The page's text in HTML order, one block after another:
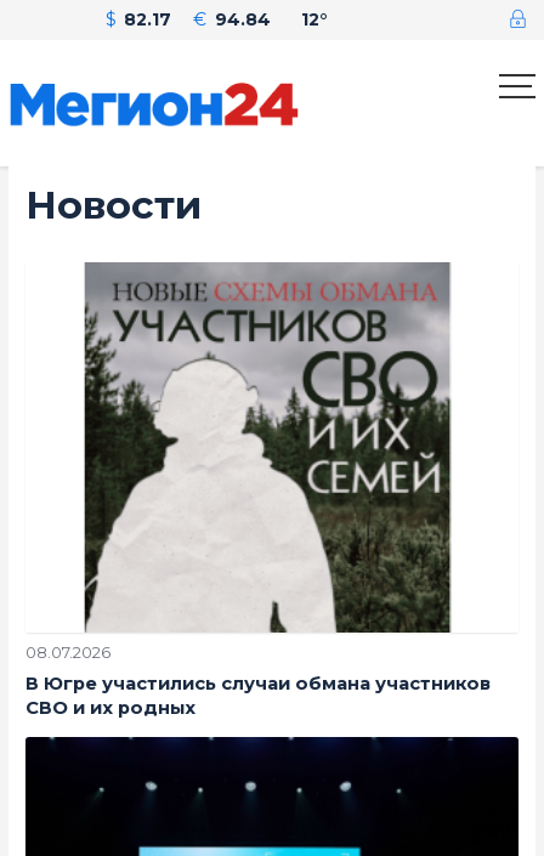
$ 82.17 € 94.84 12°
Новости
08.07.2026
В Югре участились случаи обмана участников
СВО и их родных